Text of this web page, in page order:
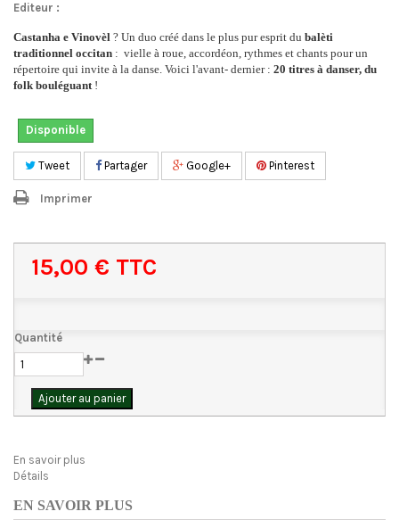
Editeur :
Castanha e Vinovèl ? Un duo créé dans le plus pur esprit du balèti
traditionnel occitan : vielle à roue, accordéon, rythmes et chants pour un
répertoire qui invite à la danse. Voici l'avant- dernier : 20 titres à danser, du
folk bouléguant!
Disponible
Tweet Partager Google+ Pinterest
Imprimer
15,00 € TTC
Quantité
Ajouter au panier
En savoir plus
Détails
EN SAVOIR PLUS